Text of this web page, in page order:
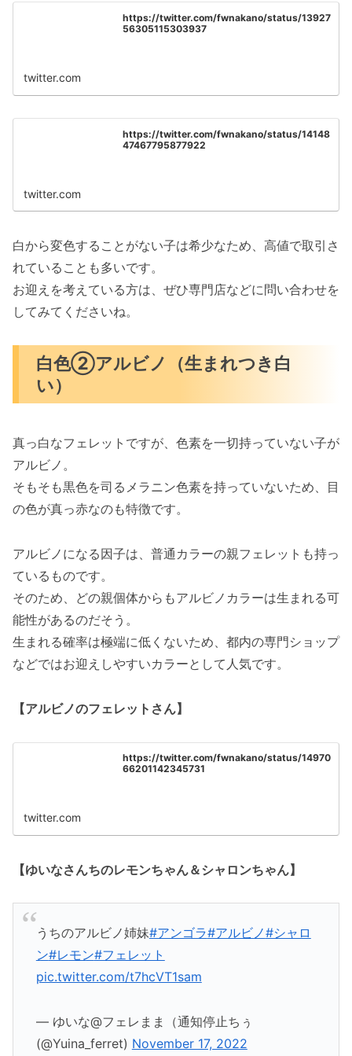
https://twitter.com/fwnakano/status/13927
56305115303937
twitter.com
https://twitter.com/fwnakano/status/14148
47467795877922
twitter.com
白から変色することがない子は希少なため、高値で取引さ
れていることも多いです。
お迎えを考えている方は、ぜひ専門店などに問い合わせを
してみてくださいね。
白色②アルビノ（生まれつき白
い）
真っ白なフェレットですが、色素を一切持っていない子が
アルビノ。
そもそも黒色を司るメラニン色素を持っていないため、目
の色が真っ赤なのも特徴です。
アルビノになる因子は、普通カラーの親フェレットも持っ
ているものです。
そのため、どの親個体からもアルビノカラーは生まれる可
能性があるのだそう。
生まれる確率は極端に低くないため、都内の専門ショップ
などではお迎えしやすいカラーとして人気です。
【アルビノのフェレットさん】
https://twitter.com/fwnakano/status/14970
66201142345731
twitter.com
【ゆいなさんちのレモンちゃん＆シャロンちゃん】
うちのアルビノ姉妹#アンゴラ#アルビノ#シャロ
ン#レモン#フェレット
pic.twitter.com/t7hcVT1sam
— ゆいな@フェレまま（通知停止ちぅ
(@Yuina_ferret) November 17, 2022